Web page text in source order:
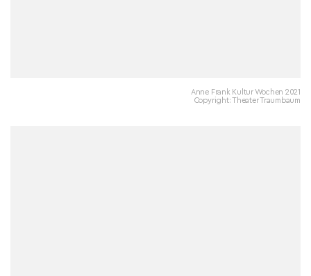
Anne Frank Kultur Wochen 2021
Copyright: Theater Traumbaum